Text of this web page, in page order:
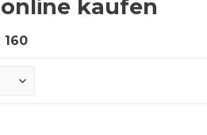
kaufen